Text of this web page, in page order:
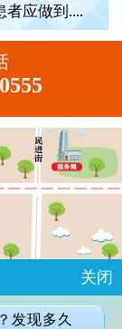
者应做到....
关闭
发现多久